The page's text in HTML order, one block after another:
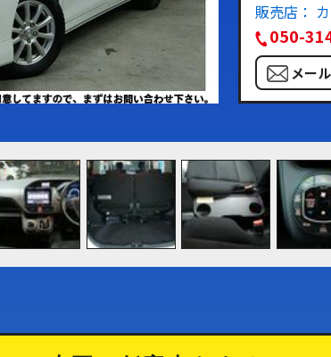
販売店：
050-
メー